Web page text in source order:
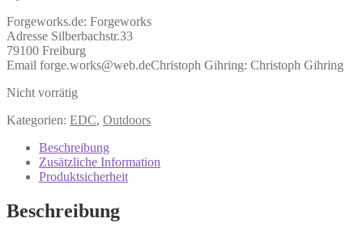
Forgeworks.de: Forgeworks
Adresse Silberbachstr.33
79100 Freiburg
Email forge.works@web.deChristoph Gihring: Christoph Gihring
Nicht vorrätig
Kategorien: EDC, Outdoors
Beschreibung
Zusätzliche Information
Produktsicherheit
Beschreibung